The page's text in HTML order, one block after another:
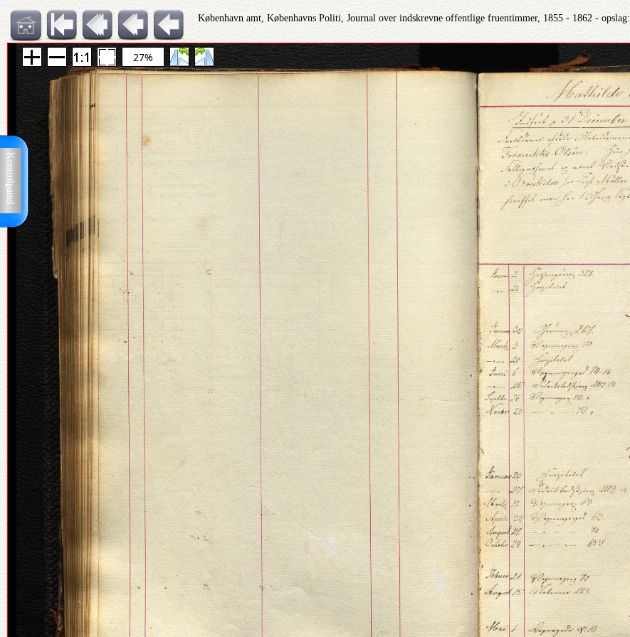
Kontrolpanel
København amt, Københavns Politi, Journal over indskrevne offentlige fruentimmer, 1855 - 1862 - opslag:
27%